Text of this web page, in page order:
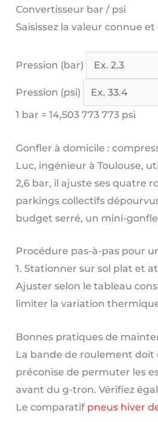
Convertisseur bar / psi
Saisissez la valeur connue
Pression (bar)
Pression (psi)
1 bar = 14,503 773 773 psi
Gonfler à domicile :
Luc, ingénieur à Toulouse,
2,6 bar, il ajuste ses quatre
parkings collectifs
budget serré, un mini-
Procédure pas-à-pas pour
1. Stationner sur sol plat et
Ajuster selon le tableau
limiter la variation
Bonnes pratiques de
La bande de roulement doit
préconise de permuter les
avant du g-tron. Vérifiez
Le comparatif pneus hiver